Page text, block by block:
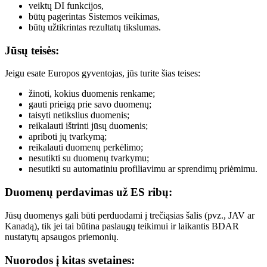
veiktų DI funkcijos,
būtų pagerintas Sistemos veikimas,
būtų užtikrintas rezultatų tikslumas.
Jūsų teisės:
Jeigu esate Europos gyventojas, jūs turite šias teises:
žinoti, kokius duomenis renkame;
gauti prieigą prie savo duomenų;
taisyti netikslius duomenis;
reikalauti ištrinti jūsų duomenis;
apriboti jų tvarkymą;
reikalauti duomenų perkėlimo;
nesutikti su duomenų tvarkymu;
nesutikti su automatiniu profiliavimu ar sprendimų priėmimu.
Duomenų perdavimas už ES ribų:
Jūsų duomenys gali būti perduodami į trečiąsias šalis (pvz., JAV ar
Kanadą), tik jei tai būtina paslaugų teikimui ir laikantis BDAR
nustatytų apsaugos priemonių.
Nuorodos į kitas svetaines: